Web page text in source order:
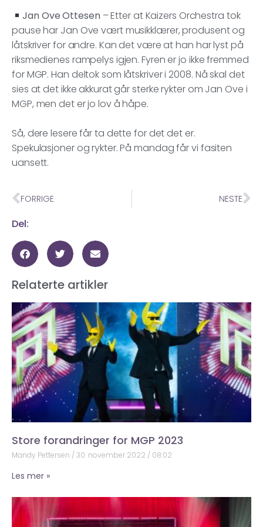
Jan Ove Ottesen– Etter at Kaizers Orchestra tok
pause har Jan Ove vært musikklærer, produsent og
låtskriver for andre. Kan det være at han har lyst på
riksmedienes rampelys igjen. Fyren er jo ikke fremmed
for MGP. Han deltok som låtskriver i 2008. Nå skal det
sies at det ikke akkurat går sterke rykter om Jan Ove i
MGP, men det er jo lov å håpe.
Så, dere lesere får ta dette for det det er.
Spekulasjoner og rykter. På mandag får vi fasiten
uansett.
FORRIGE NESTE
Del:
Relaterte artikler
Store forandringer for MGP 2023
Mandy Pettersen 30. november 2022 08:02
Les mer »